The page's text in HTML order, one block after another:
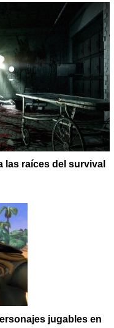
las raíces del survival
jugables en